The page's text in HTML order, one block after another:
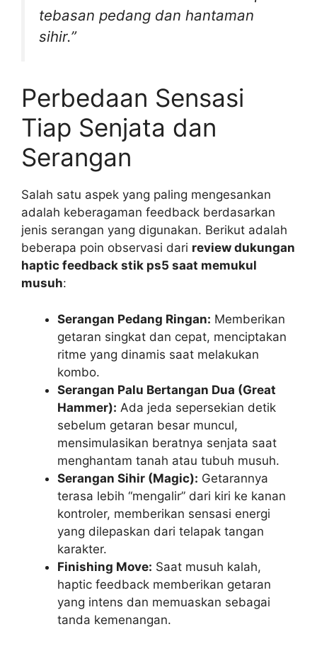
tebasan pedang dan hantaman
sihir.”
Perbedaan Sensasi
Tiap Senjata dan
Serangan
Salah satu aspek yang paling mengesankan
adalah keberagaman feedback berdasarkan
jenis serangan yang digunakan. Berikut adalah
beberapa poin observasi dari review dukungan
haptic feedback stik ps5 saat memukul
musuh:
Serangan Pedang Ringan: Memberikan
getaran singkat dan cepat, menciptakan
ritme yang dinamis saat melakukan
kombo.
Serangan Palu Bertangan Dua (Great
Hammer): Ada jeda sepersekian detik
sebelum getaran besar muncul,
mensimulasikan beratnya senjata saat
menghantam tanah atau tubuh musuh.
Serangan Sihir (Magic): Getarannya
terasa lebih “mengalir” dari kiri ke kanan
kontroler, memberikan sensasi energi
yang dilepaskan dari telapak tangan
karakter.
Finishing Move: Saat musuh kalah,
haptic feedback memberikan getaran
yang intens dan memuaskan sebagai
tanda kemenangan.